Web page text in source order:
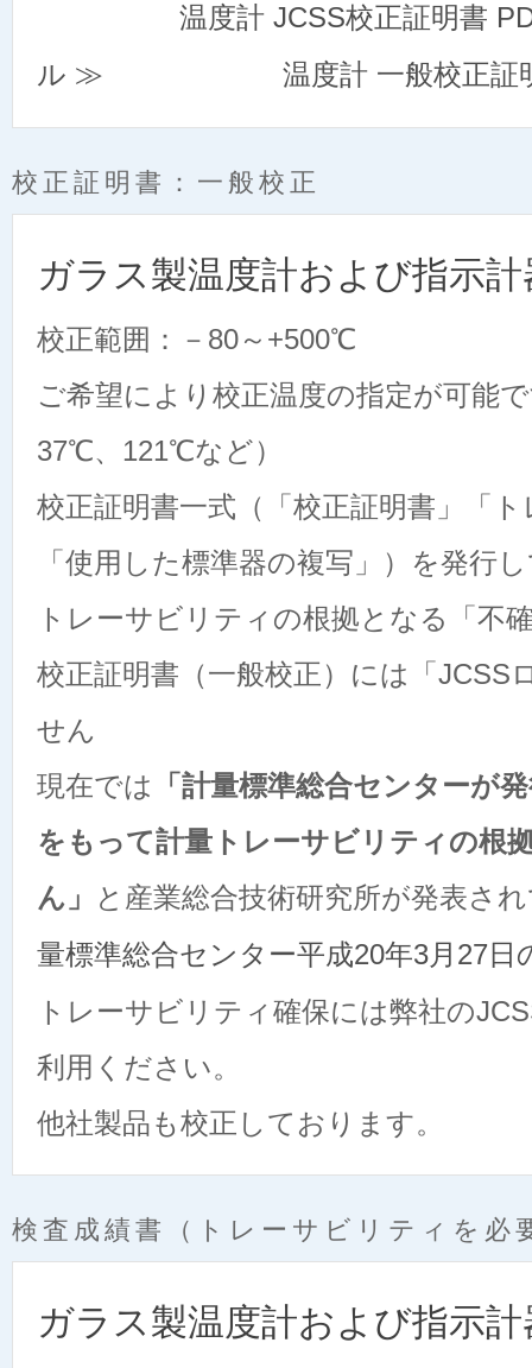
温度計 JCSS校正証明書
ル ≫
温度計 一般校正
校正証明書：一般校正
ガラス製温度計および指示
校正範囲：－80～+500℃
ご希望により校正温度の指定が可能
37℃、121℃など）
校正証明書一式（「校正証明書」「
「使用した標準器の複写」）を発行
トレーサビリティの根拠となる「不
校正証明書（一般校正）には「JCSS
せん
現在では
「計量標準総合センターが
をもって計量トレーサビリティの根
ん」
と産業総合技術研究所が発表さ
量標準総合センター平成20年3月27
トレーサビリティ確保には弊社の
利用ください。
他社製品も校正しております。
検査成績書（トレーサビリティを必
ガラス製温度計および指示